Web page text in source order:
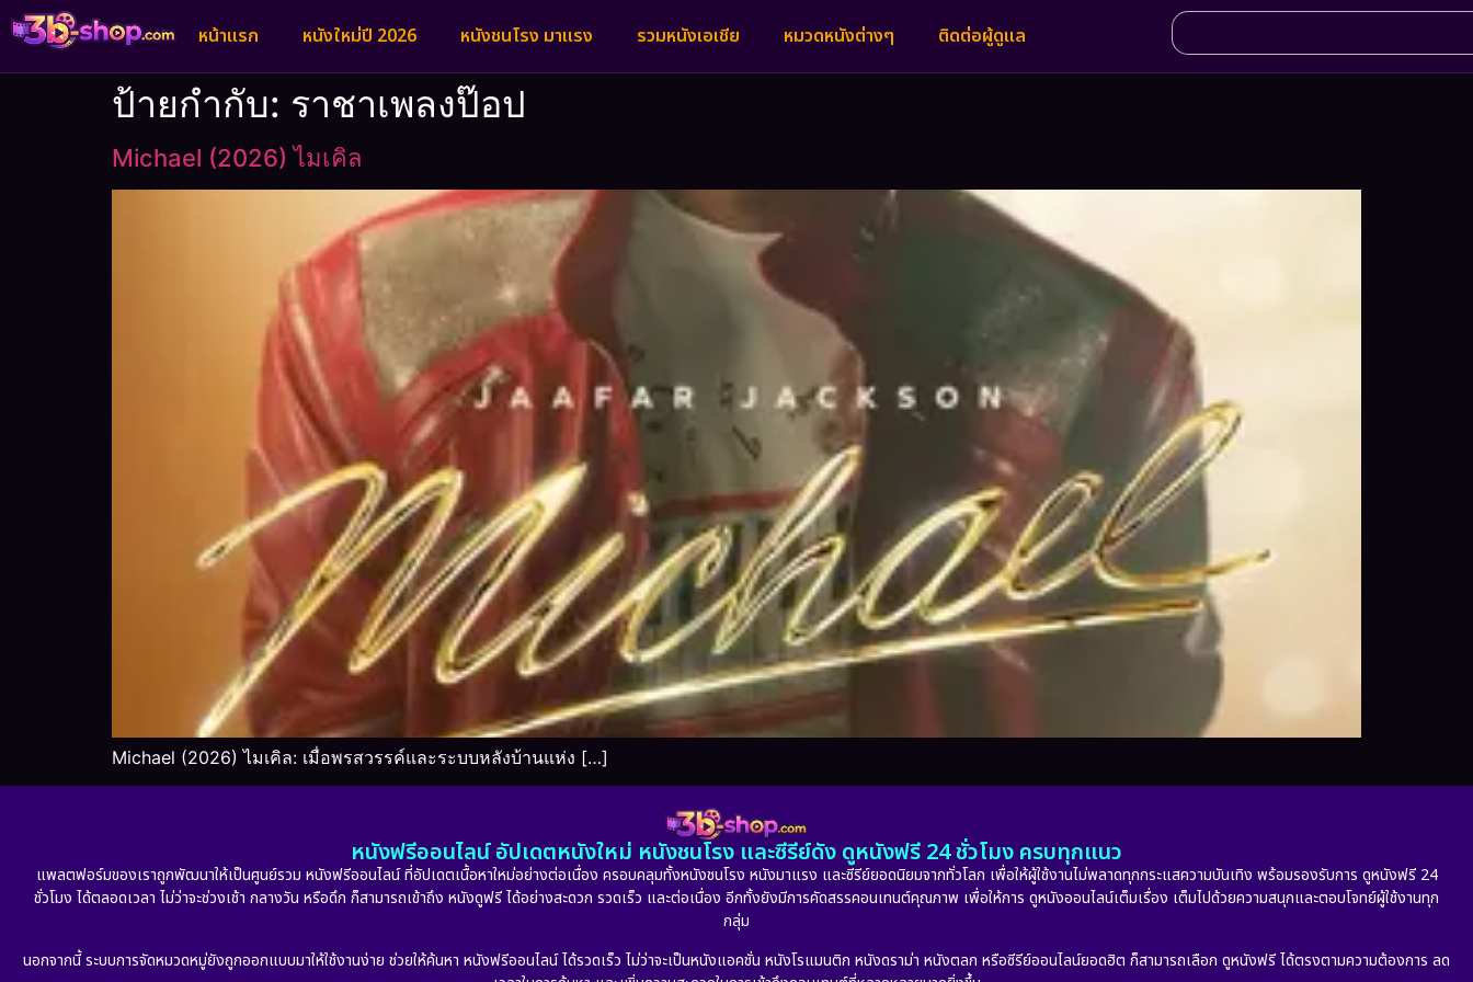
หน้าแรก หนังใหม่ปี 2026 หนังชนโรง มาแรง รวมหนังเอเชีย หมวดหนังต่างๆ ติดต่อผู้ดูแล
ป้ายกำกับ: ราชาเพลงป๊อป
Michael (2026) ไมเคิล
Michael (2026) ไมเคิล: เมื่อพรสวรรค์และระบบหลังบ้านแห่ง […]
หนังฟรีออนไลน์ อัปเดตหนังใหม่ หนังชนโรง และซีรีย์ดัง ดูหนังฟรี 24 ชั่วโมง ครบทุกแนว
แพลตฟอร์มของเราถูกพัฒนาให้เป็นศูนย์รวม หนังฟรีออนไลน์ ที่อัปเดตเนื้อหาใหม่อย่างต่อเนื่อง ครอบคลุมทั้งหนังชนโรง หนังมาแรง และซีรีย์ยอดนิยมจากทั่วโลก เพื่อให้ผู้ใช้งานไม่พลาดทุกกระแสความบันเทิง พร้อมรองรับการ ดูหนังฟรี 24
ชั่วโมง ได้ตลอดเวลา ไม่ว่าจะช่วงเช้า กลางวัน หรือดึก ก็สามารถเข้าถึง หนังดูฟรี ได้อย่างสะดวก รวดเร็ว และต่อเนื่อง อีกทั้งยังมีการคัดสรรคอนเทนต์คุณภาพ เพื่อให้การ ดูหนังออนไลน์เต็มเรื่อง เต็มไปด้วยความสนุกและตอบโจทย์ผู้ใช้งานทุก
กลุ่ม
นอกจากนี้ ระบบการจัดหมวดหมู่ยังถูกออกแบบมาให้ใช้งานง่าย ช่วยให้ค้นหา หนังฟรีออนไลน์ ได้รวดเร็ว ไม่ว่าจะเป็นหนังแอคชั่น หนังโรแมนติก หนังดราม่า หนังตลก หรือซีรีย์ออนไลน์ยอดฮิต ก็สามารถเลือก ดูหนังฟรี ได้ตรงตามความต้องการ ลด